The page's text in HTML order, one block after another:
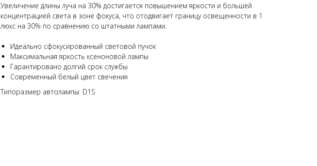
Увеличение длины луча на 30% достигается повышением яркости и большей
концентрацией света в зоне фокуса, что отодвигает границу освещенности в 1
люкс на 30% по сравнению со штатными лампами.
Идеально сфокусированный световой пучок
Максимальная яркость ксеноновой лампы
Гарантировано долгий срок службы
Современный белый цвет свечения
Типоразмер автолампы: D1S